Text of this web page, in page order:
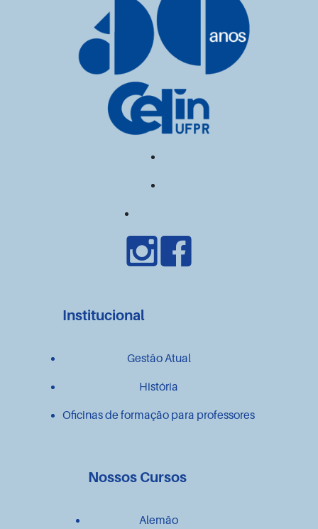
Institucional
Gestão Atual
História
Oficinas de formação para professores
Nossos Cursos
Alemão